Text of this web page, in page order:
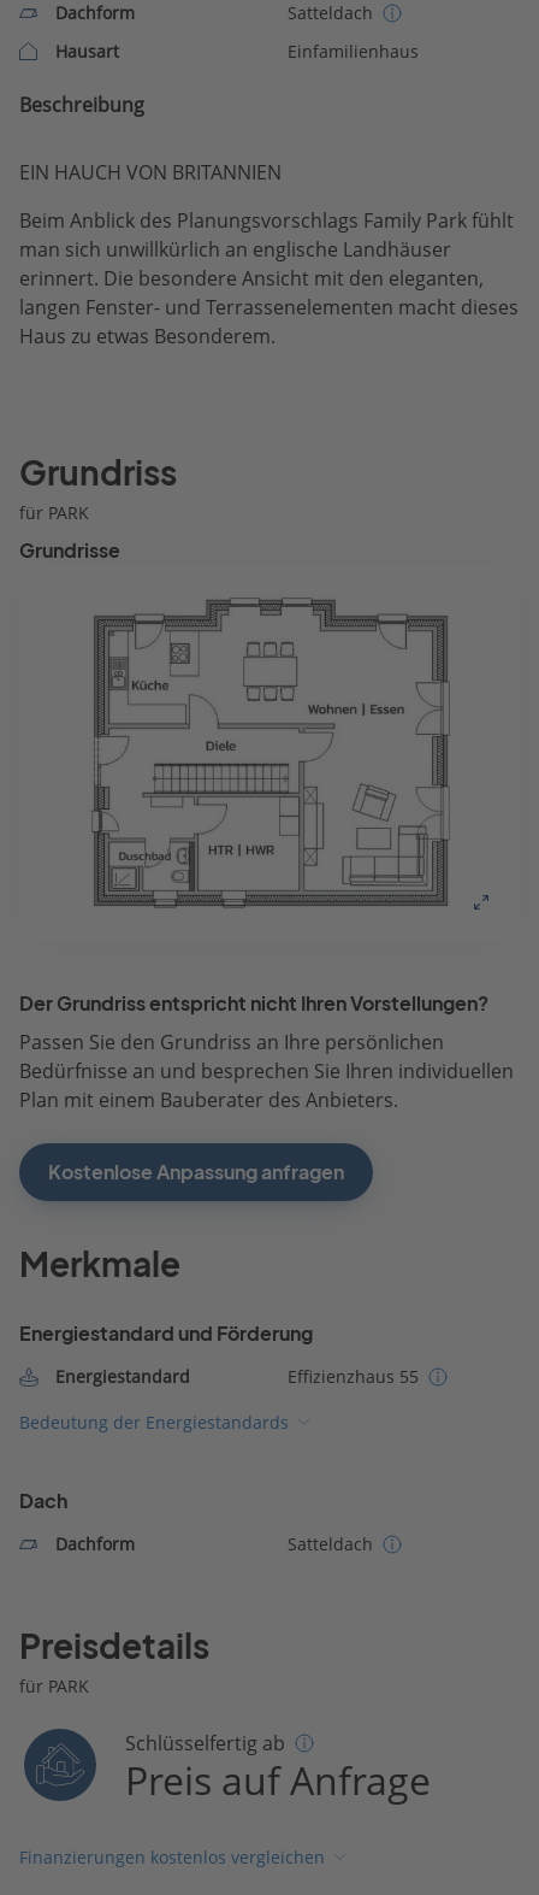
Dachform
Satteldach
Hausart
Einfamilienhaus
Beschreibung
EIN HAUCH VON BRITANNIEN
Beim Anblick des Planungsvorschlags Family Park fühlt
man sich unwillkürlich an englische Landhäuser
erinnert. Die besondere Ansicht mit den eleganten,
langen Fenster- und Terrassenelementen macht dieses
Haus zu etwas Besonderem.
Grundriss
für PARK
Grundrisse
Der Grundriss entspricht nicht Ihren Vorstellungen?
Passen Sie den Grundriss an Ihre persönlichen
Bedürfnisse an und besprechen Sie Ihren individuellen
Plan mit einem Bauberater des Anbieters.
Kostenlose Anpassung anfragen
Merkmale
Energiestandard und Förderung
Energiestandard
Effizienzhaus 55
Bedeutung der Energiestandards
Dach
Dachform Satteldach
Preisdetails
für PARK
Schlüsselfertig ab
Preis auf Anfrage
Finanzierungen kostenlos vergleichen